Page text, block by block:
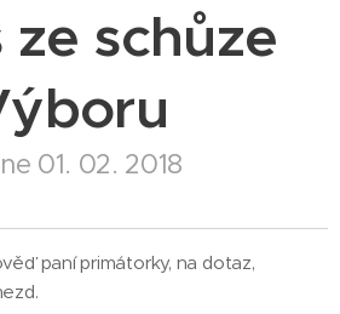
ze schůze
01. 02. 2018
paní primátorky, na dotaz,